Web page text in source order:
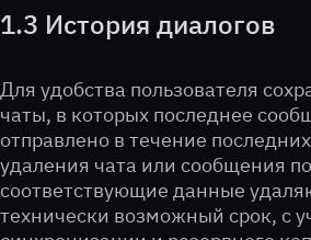
1.3 История диалогов
Для удобства пользователя
чаты, в которых последнее
отправлено в течение
удаления чата или сообщения
соответствующие данные
технически возможный срок, с